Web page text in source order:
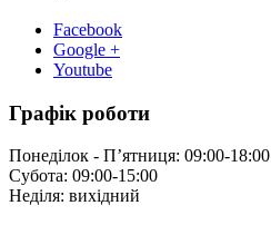
Facebook
Google +
Youtube
Графік роботи
Понеділок - П’ятниця: 09:00-18:00
Субота: 09:00-15:00
Неділя: вихідний